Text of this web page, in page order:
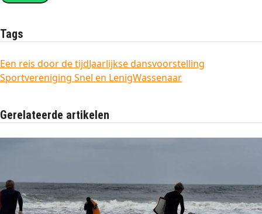
Tags
Een reis door de tijdJaarlijkse dansvoorstelling
Sportvereniging Snel en LenigWassenaar
Gerelateerde artikelen